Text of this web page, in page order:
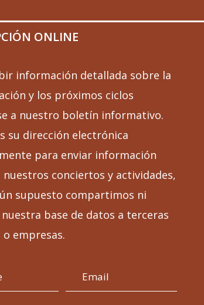
ONLINE
información detallada sobre la
y los próximos ciclos
a nuestro boletín informativo.
su dirección electrónica
para enviar información
nuestros conciertos y actividades,
supuesto compartimos ni
base de datos a terceras
o empresas.